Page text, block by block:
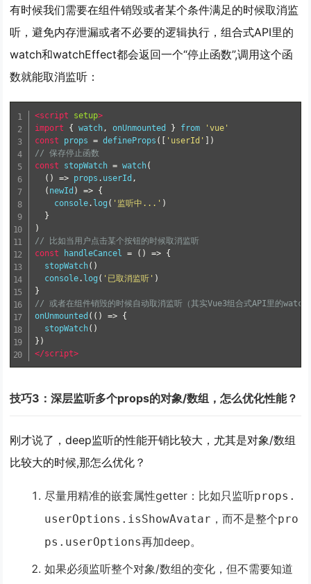
有时候我们需要在组件销毁或者某个条件满足的时候取消监
听，避免内存泄漏或者不必要的逻辑执行，组合式API里的
watch和watchEffect都会返回一个“停止函数”,调用这个函
数就能取消监听：
<script setup>
import
{ watch, onUnmounted } from
'vue'
const
props = defineProps ([ 'userId'
])
// 保存停止函数
const
stopWatch = watch(
()
=> props . userId ,
( newId ) => {
    console
. log ( '监听中...' )
}
)
// 比如当用户点击某个按钮的时候取消监听
const
handleCancel = () => {
  stopWatch
()
  console
. log ( '已取消监听' )
}
// 或者在组件销毁的时候自动取消监听（其实Vue3组合式API里的
onUnmounted (() => {
  stopWatch
()
})
</script>
技巧3：深层监听多个props的对象/数组，怎么优化性能？
刚才说了，deep监听的性能开销比较大，尤其是对象/数组
比较大的时候,那怎么优化？
尽量用精准的嵌套属性getter ：比如只监听props.
userOptions.isShowAvatar ，而不是整个pro
ps.userOptions再加deep。
如果必须监听整个对象/数组的变化，但不需要知道